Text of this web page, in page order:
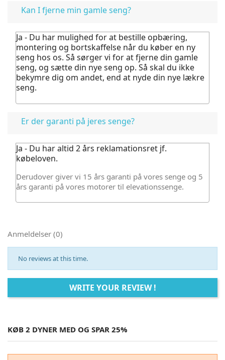
Kan I fjerne min gamle seng?
Ja - Du har mulighed for at bestille opbæring,
montering og bortskaffelse når du køber en ny
seng hos os. Så sørger vi for at fjerne din gamle
seng, og sætte din nye seng op. Så skal du ikke
bekymre dig om andet, end at nyde din nye lækre
seng.
Er der garanti på jeres senge?
Ja - Du har altid 2 års reklamationsret jf.
købeloven.
Derudover giver vi 15 års garanti på vores senge og 5
års garanti på vores motorer til elevationssenge.
Anmeldelser (0)
No reviews at this time.
WRITE YOUR REVIEW !
KØB 2 DYNER MED OG SPAR 25%